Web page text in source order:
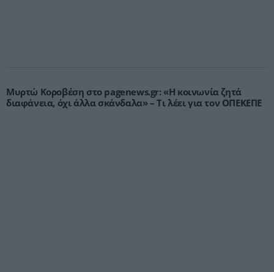
Μυρτώ Κοροβέση στο pagenews.gr: «Η κοινωνία ζητά
διαφάνεια, όχι άλλα σκάνδαλα» – Τι λέει για τον ΟΠΕΚΕΠΕ